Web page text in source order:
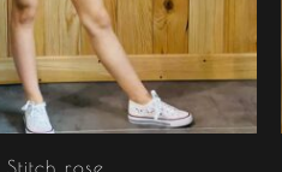
Stitch rose